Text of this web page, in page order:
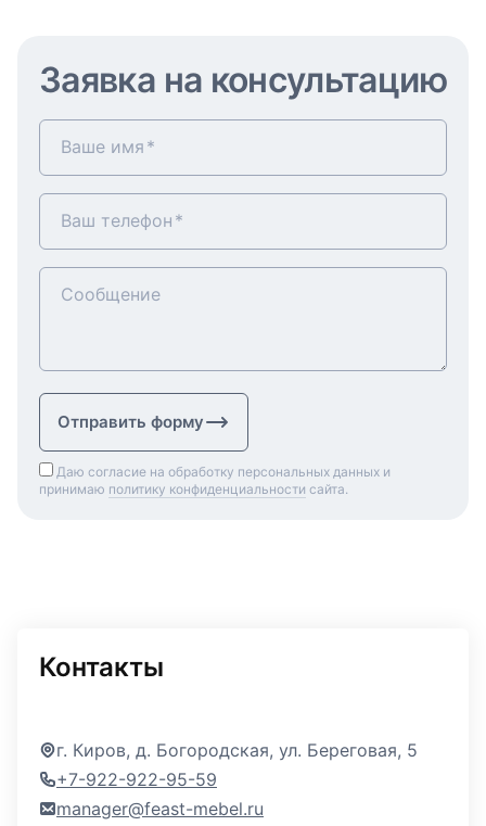
Заявка на консультацию
Ваше имя
Ваш телефон
Сообщение
Отправить форму
Даю согласие на обработку персональных данных и
принимаю политику конфиденциальности сайта.
Контакты
г. Киров, д. Богородская, ул. Береговая, 5
+7-922-922-95-59
manager@feast-mebel.ru